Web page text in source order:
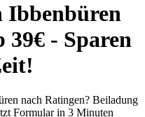
Ibbenbüren
39€ - Sparen
nach Ratingen? Beiladung
Formular in 3 Minuten